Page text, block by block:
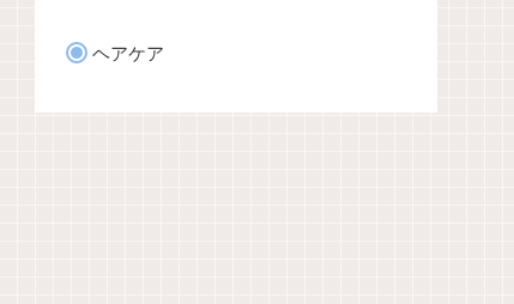
ヘアケア